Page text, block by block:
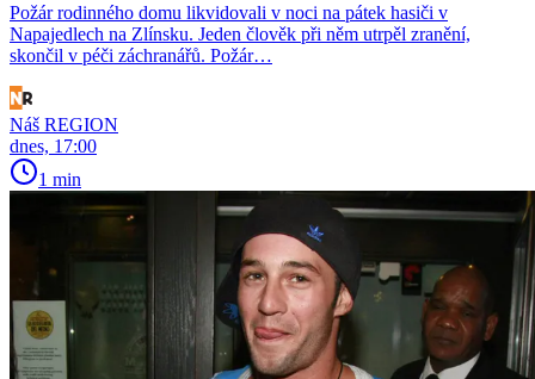
Požár rodinného domu likvidovali v noci na pátek hasiči v
Napajedlech na Zlínsku. Jeden člověk při něm utrpěl zranění,
skončil v péči záchranářů. Požár…
Náš REGION
dnes, 17:00
1 min